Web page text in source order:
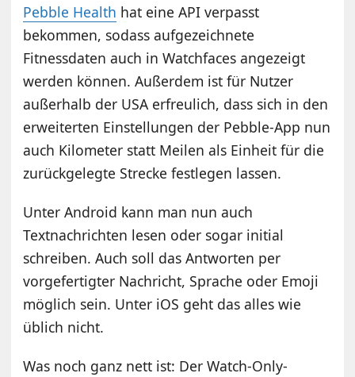
Pebble Health hat eine API verpasst
bekommen, sodass aufgezeichnete
Fitnessdaten auch in Watchfaces angezeigt
werden können. Außerdem ist für Nutzer
außerhalb der USA erfreulich, dass sich in den
erweiterten Einstellungen der Pebble-App nun
auch Kilometer statt Meilen als Einheit für die
zurückgelegte Strecke festlegen lassen.
Unter Android kann man nun auch
Textnachrichten lesen oder sogar initial
schreiben. Auch soll das Antworten per
vorgefertigter Nachricht, Sprache oder Emoji
möglich sein. Unter iOS geht das alles wie
üblich nicht.
Was noch ganz nett ist: Der Watch-Only-